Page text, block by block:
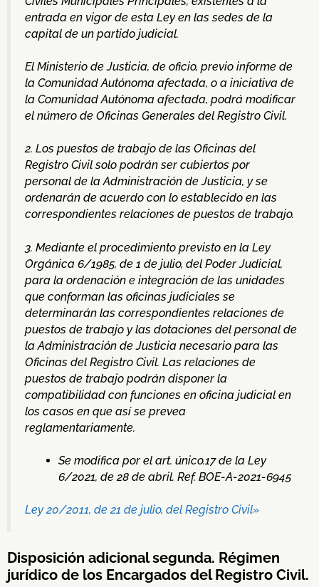
entrada en vigor de esta Ley en las sedes de la
capital de un partido judicial.
El Ministerio de Justicia, de oficio, previo informe de
la Comunidad Autónoma afectada, o a iniciativa de
la Comunidad Autónoma afectada, podrá modificar
el número de Oficinas Generales del Registro Civil.
2. Los puestos de trabajo de las Oficinas del
Registro Civil solo podrán ser cubiertos por
personal de la Administración de Justicia, y se
ordenarán de acuerdo con lo establecido en las
correspondientes relaciones de puestos de trabajo.
3. Mediante el procedimiento previsto en la Ley
Orgánica 6/1985, de 1 de julio, del Poder Judicial,
para la ordenación e integración de las unidades
que conforman las oficinas judiciales se
determinarán las correspondientes relaciones de
puestos de trabajo y las dotaciones del personal de
la Administración de Justicia necesario para las
Oficinas del Registro Civil. Las relaciones de
puestos de trabajo podrán disponer la
compatibilidad con funciones en oficina judicial en
los casos en que así se prevea
reglamentariamente.
Se modifica por el art. único.17 de la Ley
6/2021, de 28 de abril. Ref. BOE-A-2021-6945
Ley 20/2011, de 21 de julio, del Registro Civil»
Disposición adicional segunda. Régimen
jurídico de los Encargados del Registro Civil.